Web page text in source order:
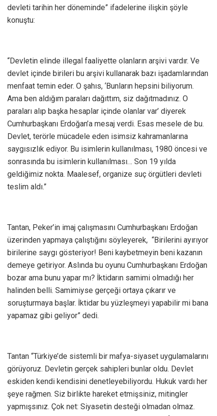
devleti tarihin her döneminde” ifadelerine ilişkin şöyle
konuştu:
“Devletin elinde illegal faaliyette olanların arşivi vardır. Ve
devlet içinde birileri bu arşivi kullanarak bazı işadamlarından
menfaat temin eder. O şahıs, ‘Bunların hepsini biliyorum.
Ama ben aldığım paraları dağıttım, siz dağıtmadınız. O
paraları alıp başka hesaplar içinde olanlar var’ diyerek
Cumhurbaşkanı Erdoğan’a mesaj verdi. Esas mesele de bu.
Devlet, terörle mücadele eden isimsiz kahramanlarına
saygısızlık ediyor. Bu isimlerin kullanılması, 1980 öncesi ve
sonrasında bu isimlerin kullanılması… Son 19 yılda
geldiğimiz nokta. Maalesef, organize suç örgütleri devleti
teslim aldı.”
Tantan, Peker’in imaj çalışmasını Cumhurbaşkanı Erdoğan
üzerinden yapmaya çalıştığını söyleyerek, “Birilerini ayırıyor
birilerine saygı gösteriyor! Beni kaybetmeyin beni kazanın
demeye getiriyor. Aslında bu oyunu Cumhurbaşkanı Erdoğan
bozar ama bunu yapar mı? İktidarın samimi olmadığı her
halinden belli. Samimiyse gerçeği ortaya çıkarır ve
soruşturmaya başlar. İktidar bu yüzleşmeyi yapabilir mi bana
yapamaz gibi geliyor” dedi.
Tantan “Türkiye’de sistemli bir mafya-siyaset uygulamalarını
görüyoruz. Devletin gerçek sahipleri bunlar oldu. Devlet
eskiden kendi kendisini denetleyebiliyordu. Hukuk vardı her
şeye rağmen. Siz birlikte hareket etmişsiniz, mitingler
yapmışsınız. Çok net: Siyasetin desteği olmadan olmaz.